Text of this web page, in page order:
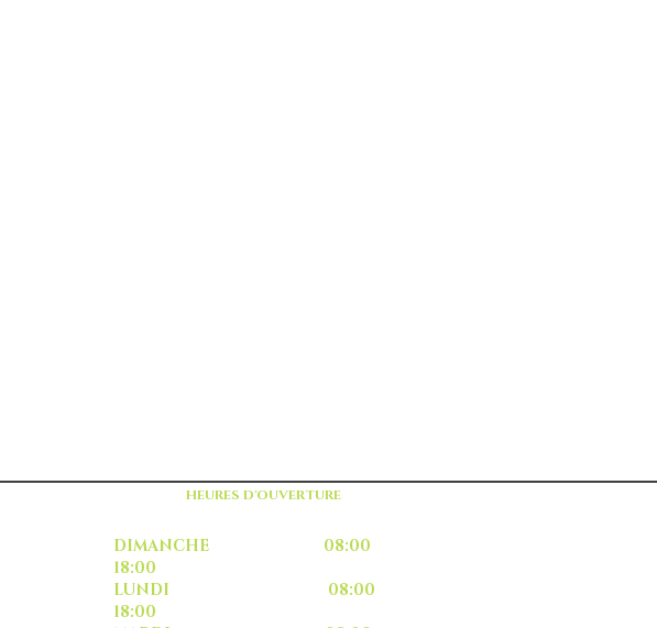
HEURES D'OUVERTURE
DIMANCHE 08:00
18:00
LUNDI 08:00
18:00